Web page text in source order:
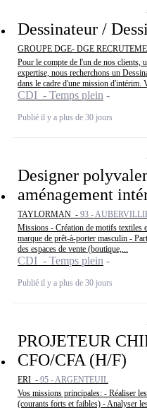
Dessinateur /
GROUPE DGE- DGE
Pour le compte de l'un de nos clients,
expertise, nous recherchons un
dans le cadre d'une mission d'intérim.
CDI - Temps plein
Publié il y a plus de 30 jours
Designer
aménagement
TAYLORMAN - 93 -
Missions - Création de motifs textiles
marque de prêt-à-porter masculin -
des espaces de vente (boutique,...
CDI - Temps plein
Publié il y a plus de 30 jours
PROJETEUR
CFO/CFA (H/F)
ERI - 95 - ARGENTEUIL
Vos missions principales: - Réaliser
(courants forts et faibles) - Analyser